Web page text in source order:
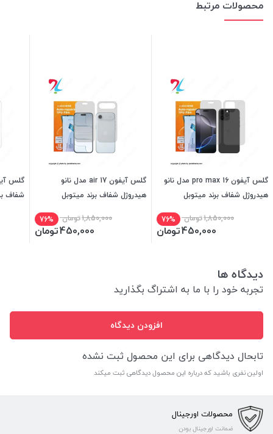
محصولات مرتبط
گلس آیفون 16 pro max مدل نانو
هیدروژل شفاف برند میتوبل
1,850,000تومان 76%
450,000تومان
گلس آیفون 17 air مدل نانو
هیدروژل شفاف برند میتوبل
1,850,000تومان 76%
450,000تومان
شفاف
دیدگاه ها
تجربه خود را با ما به اشتراگ بگذارید
افزودن دیدگاه
تابحال دیدگاهی برای این محصول ثبت نشده
اولین نفری باشید که درباره این محصول دیدگاهی ثبت میکند
محصولات اورجینال
ضمانت اورجینال بودن